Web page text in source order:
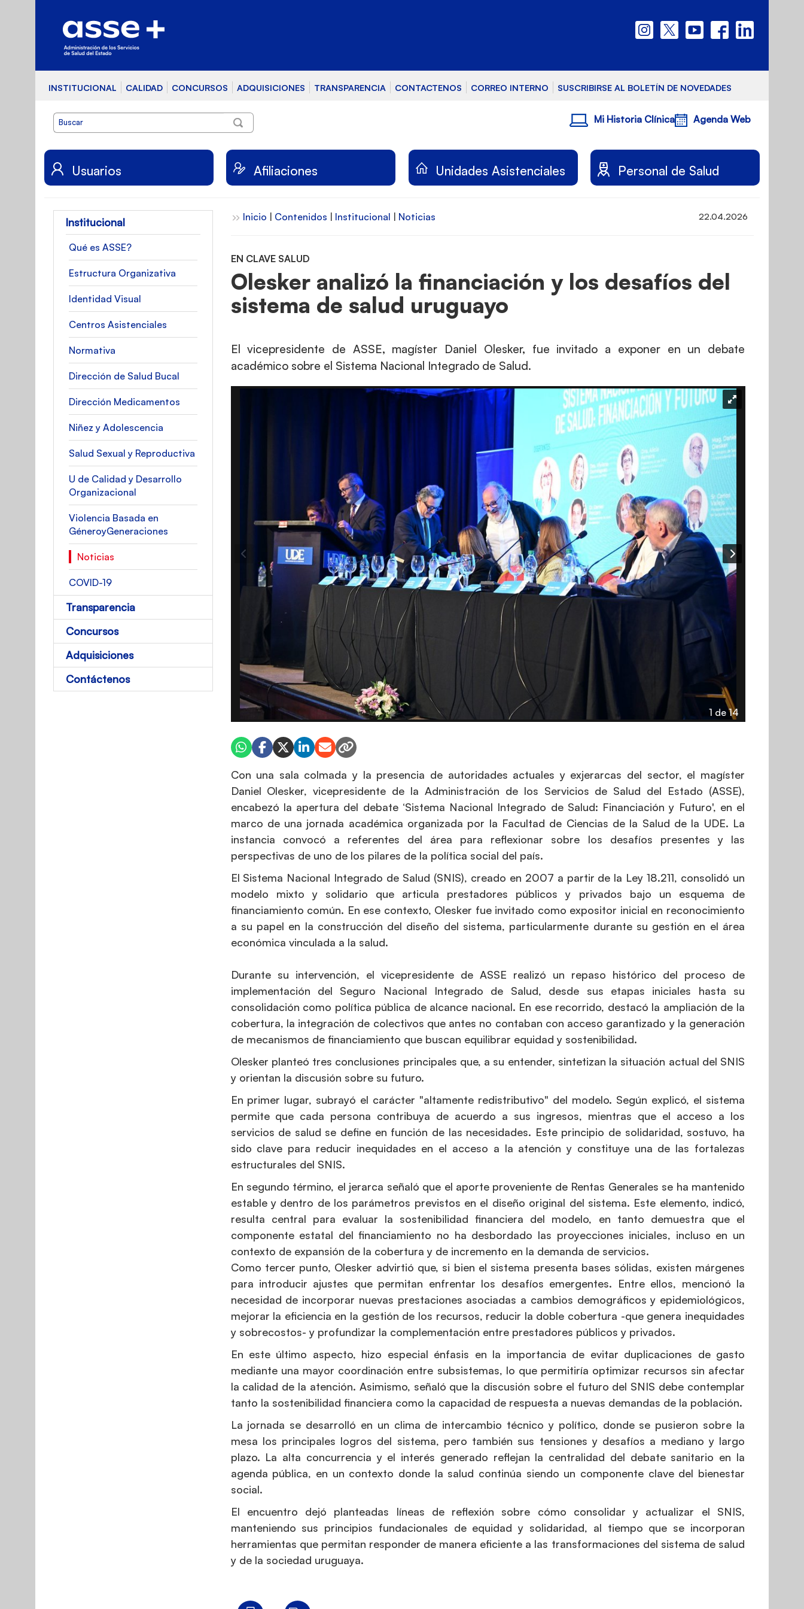
INSTITUCIONAL CALIDAD CONCURSOS ADQUISICIONES TRANSPARENCIA CONTACTENOS CORREO INTERNO SUSCRIBIRSE AL BOLETÍN DE NOVEDADES
Mi Historia Clínica Agenda Web
Usuarios Afiliaciones Unidades Asistenciales Personal de Salud
Institucional
Qué es ASSE?
Estructura Organizativa
Identidad Visual
Centros Asistenciales
Normativa
Dirección de Salud Bucal
Dirección Medicamentos
Niñez y Adolescencia
Salud Sexual y Reproductiva
U de Calidad y Desarrollo
Organizacional
Violencia Basada en
GéneroyGeneraciones
Noticias
COVID-19
Transparencia
Concursos
Adquisiciones
Contáctenos
Inicio | Contenidos | Institucional | Noticias 22.04.2026
EN CLAVE SALUD
Olesker analizó la financiación y los desafíos del
sistema de salud uruguayo
El vicepresidente de ASSE, magíster Daniel Olesker, fue invitado a exponer en un debate
académico sobre el Sistema Nacional Integrado de Salud.
1 de 14
Con una sala colmada y la presencia de autoridades actuales y exjerarcas del sector, el magíster
Daniel Olesker, vicepresidente de la Administración de los Servicios de Salud del Estado (ASSE),
encabezó la apertura del debate ‘Sistema Nacional Integrado de Salud: Financiación y Futuro', en el
marco de una jornada académica organizada por la Facultad de Ciencias de la Salud de la UDE. La
instancia convocó a referentes del área para reflexionar sobre los desafíos presentes y las
perspectivas de uno de los pilares de la política social del país.
El Sistema Nacional Integrado de Salud (SNIS), creado en 2007 a partir de la Ley 18.211, consolidó un
modelo mixto y solidario que articula prestadores públicos y privados bajo un esquema de
financiamiento común. En ese contexto, Olesker fue invitado como expositor inicial en reconocimiento
a su papel en la construcción del diseño del sistema, particularmente durante su gestión en el área
económica vinculada a la salud.
Durante su intervención, el vicepresidente de ASSE realizó un repaso histórico del proceso de
implementación del Seguro Nacional Integrado de Salud, desde sus etapas iniciales hasta su
consolidación como política pública de alcance nacional. En ese recorrido, destacó la ampliación de la
cobertura, la integración de colectivos que antes no contaban con acceso garantizado y la generación
de mecanismos de financiamiento que buscan equilibrar equidad y sostenibilidad.
Olesker planteó tres conclusiones principales que, a su entender, sintetizan la situación actual del SNIS
y orientan la discusión sobre su futuro.
En primer lugar, subrayó el carácter "altamente redistributivo" del modelo. Según explicó, el sistema
permite que cada persona contribuya de acuerdo a sus ingresos, mientras que el acceso a los
servicios de salud se define en función de las necesidades. Este principio de solidaridad, sostuvo, ha
sido clave para reducir inequidades en el acceso a la atención y constituye una de las fortalezas
estructurales del SNIS.
En segundo término, el jerarca señaló que el aporte proveniente de Rentas Generales se ha mantenido
estable y dentro de los parámetros previstos en el diseño original del sistema. Este elemento, indicó,
resulta central para evaluar la sostenibilidad financiera del modelo, en tanto demuestra que el
componente estatal del financiamiento no ha desbordado las proyecciones iniciales, incluso en un
contexto de expansión de la cobertura y de incremento en la demanda de servicios.
Como tercer punto, Olesker advirtió que, si bien el sistema presenta bases sólidas, existen márgenes
para introducir ajustes que permitan enfrentar los desafíos emergentes. Entre ellos, mencionó la
necesidad de incorporar nuevas prestaciones asociadas a cambios demográficos y epidemiológicos,
mejorar la eficiencia en la gestión de los recursos, reducir la doble cobertura -que genera inequidades
y sobrecostos- y profundizar la complementación entre prestadores públicos y privados.
En este último aspecto, hizo especial énfasis en la importancia de evitar duplicaciones de gasto
mediante una mayor coordinación entre subsistemas, lo que permitiría optimizar recursos sin afectar
la calidad de la atención. Asimismo, señaló que la discusión sobre el futuro del SNIS debe contemplar
tanto la sostenibilidad financiera como la capacidad de respuesta a nuevas demandas de la población.
La jornada se desarrolló en un clima de intercambio técnico y político, donde se pusieron sobre la
mesa los principales logros del sistema, pero también sus tensiones y desafíos a mediano y largo
plazo. La alta concurrencia y el interés generado reflejan la centralidad del debate sanitario en la
agenda pública, en un contexto donde la salud continúa siendo un componente clave del bienestar
social.
El encuentro dejó planteadas líneas de reflexión sobre cómo consolidar y actualizar el SNIS,
manteniendo sus principios fundacionales de equidad y solidaridad, al tiempo que se incorporan
herramientas que permitan responder de manera eficiente a las transformaciones del sistema de salud
y de la sociedad uruguaya.